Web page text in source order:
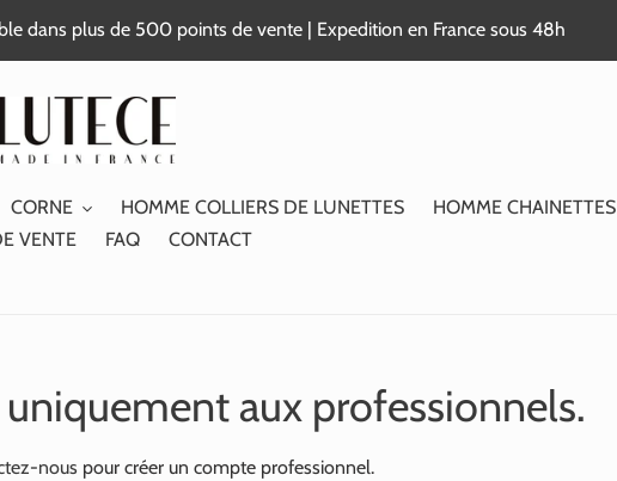
dans plus de 500 points de vente | Expedition en France sous 48h
CORNE HOMME COLLIERS DE LUNETTES HOMME CHAINETTES
VENTE
FAQ CONTACT
aux professionnels.
nous pour créer un compte professionnel.